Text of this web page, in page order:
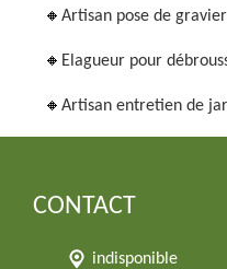
Artisan pose de
Elagueur pour
Artisan entretien de
CONTACT
indisponible